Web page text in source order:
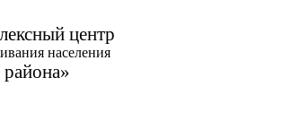
центр
населения